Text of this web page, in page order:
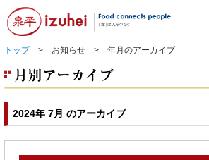
トップ> お知らせ > 年月のアーカイブ
2024年 7月 のアーカイブ